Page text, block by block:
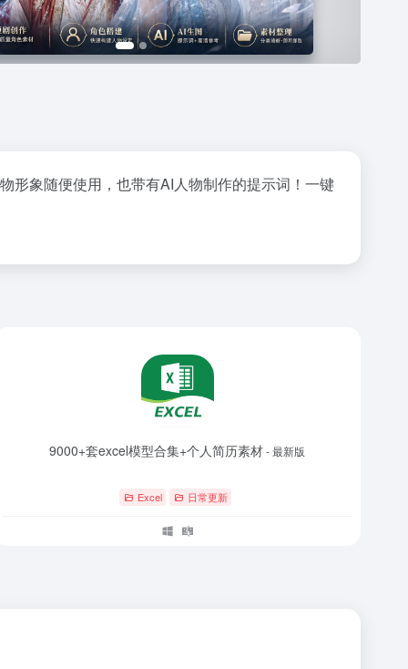
形象随便使用，也带有AI人物制作的提示词！一键
9000+套excel模型合集+个人简历素材- 最新版
Excel 日常更新